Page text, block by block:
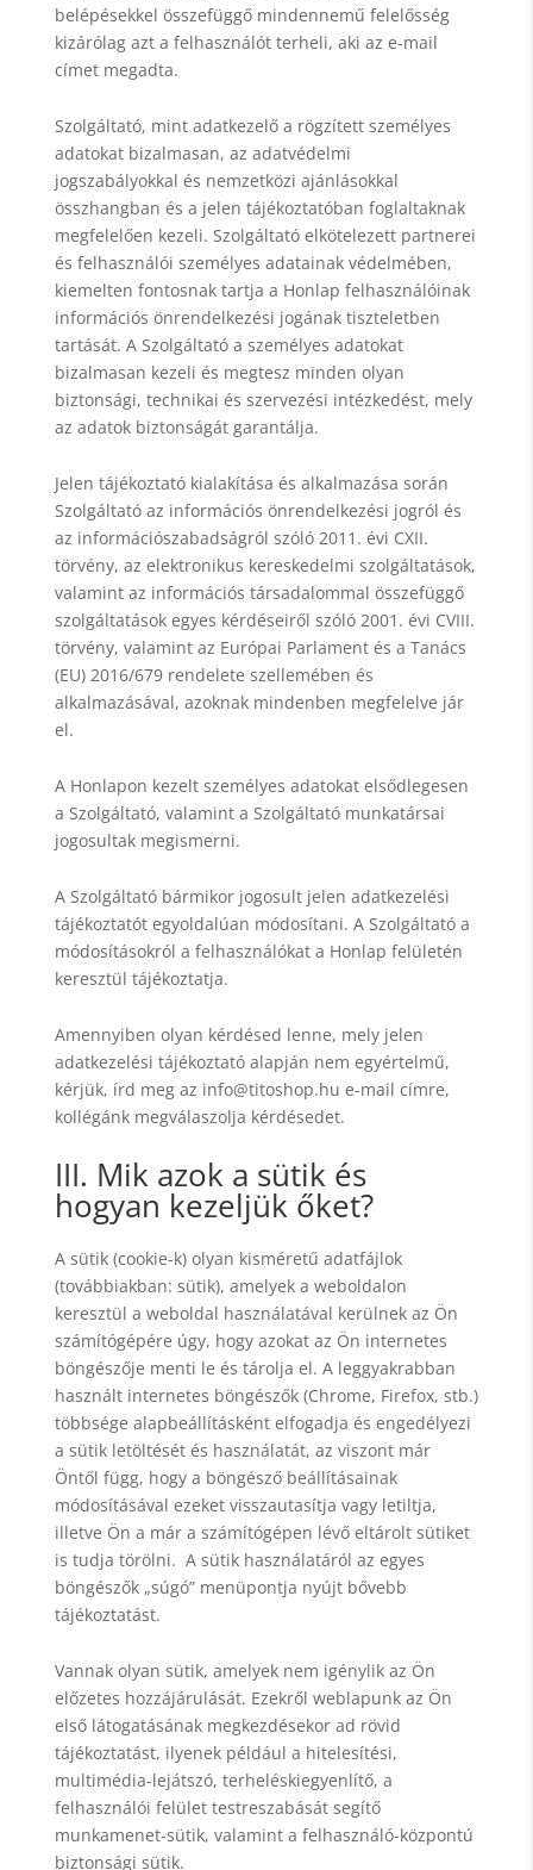
belépésekkel összefüggő mindennemű felelősség
kizárólag azt a felhasználót terheli, aki az e-mail
címet megadta.
Szolgáltató, mint adatkezelő a rögzített személyes
adatokat bizalmasan, az adatvédelmi
jogszabályokkal és nemzetközi ajánlásokkal
összhangban és a jelen tájékoztatóban foglaltaknak
megfelelően kezeli. Szolgáltató elkötelezett partnerei
és felhasználói személyes adatainak védelmében,
kiemelten fontosnak tartja a Honlap felhasználóinak
információs önrendelkezési jogának tiszteletben
tartását. A Szolgáltató a személyes adatokat
bizalmasan kezeli és megtesz minden olyan
biztonsági, technikai és szervezési intézkedést, mely
az adatok biztonságát garantálja.
Jelen tájékoztató kialakítása és alkalmazása során
Szolgáltató az információs önrendelkezési jogról és
az információszabadságról szóló 2011. évi CXII.
törvény, az elektronikus kereskedelmi szolgáltatások,
valamint az információs társadalommal összefüggő
szolgáltatások egyes kérdéseiről szóló 2001. évi CVIII.
törvény, valamint az Európai Parlament és a Tanács
(EU) 2016/679 rendelete szellemében és
alkalmazásával, azoknak mindenben megfelelve jár
el.
A Honlapon kezelt személyes adatokat elsődlegesen
a Szolgáltató, valamint a Szolgáltató munkatársai
jogosultak megismerni.
A Szolgáltató bármikor jogosult jelen adatkezelési
tájékoztatót egyoldalúan módosítani. A Szolgáltató a
módosításokról a felhasználókat a Honlap felületén
keresztül tájékoztatja.
Amennyiben olyan kérdésed lenne, mely jelen
adatkezelési tájékoztató alapján nem egyértelmű,
kérjük, írd meg az info@titoshop.hu e-mail címre,
kollégánk megválaszolja kérdésedet.
III. Mik azok a sütik és
hogyan kezeljük őket?
A sütik (cookie-k) olyan kisméretű adatfájlok
(továbbiakban: sütik), amelyek a weboldalon
keresztül a weboldal használatával kerülnek az Ön
számítógépére úgy, hogy azokat az Ön internetes
böngészője menti le és tárolja el. A leggyakrabban
használt internetes böngészők (Chrome, Firefox, stb.)
többsége alapbeállításként elfogadja és engedélyezi
a sütik letöltését és használatát, az viszont már
Öntől függ, hogy a böngésző beállításainak
módosításával ezeket visszautasítja vagy letiltja,
illetve Ön a már a számítógépen lévő eltárolt sütiket
is tudja törölni. A sütik használatáról az egyes
böngészők „súgó” menüpontja nyújt bővebb
tájékoztatást.
Vannak olyan sütik, amelyek nem igénylik az Ön
előzetes hozzájárulását. Ezekről weblapunk az Ön
első látogatásának megkezdésekor ad rövid
tájékoztatást, ilyenek például a hitelesítési,
multimédia-lejátszó, terheléskiegyenlítő, a
felhasználói felület testreszabását segítő
munkamenet-sütik, valamint a felhasználó-központú
biztonsági sütik.